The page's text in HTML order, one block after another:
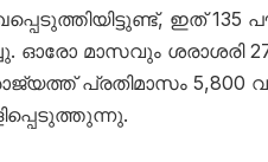
ഇത് 135
ഓരോ മാസവും ശരാശരി
പ്രതിമാസം 5,800